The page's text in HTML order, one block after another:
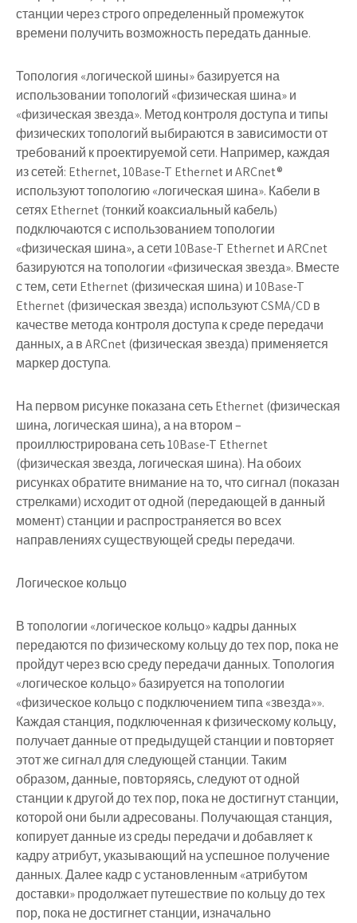
станции через строго определенный промежуток
времени получить возможность передать данные.
Топология «логической шины» базируется на
использовании топологий «физическая шина» и
«физическая звезда». Метод контроля доступа и типы
физических топологий выбираются в зависимости от
требований к проектируемой сети. Например, каждая
из сетей: Ethernet, 10Base-T Ethernet и ARCnet®
используют топологию «логическая шина». Кабели в
сетях Ethernet (тонкий коаксиальный кабель)
подключаются с использованием топологии
«физическая шина», а сети 10Base-T Ethernet и ARCnet
базируются на топологии «физическая звезда». Вместе
с тем, сети Ethernet (физическая шина) и 10Base-T
Ethernet (физическая звезда) используют CSMA/CD в
качестве метода контроля доступа к среде передачи
данных, а в ARCnet (физическая звезда) применяется
маркер доступа.
На первом рисунке показана сеть Ethernet (физическая
шина, логическая шина), а на втором –
проиллюстрирована сеть 10Base-T Ethernet
(физическая звезда, логическая шина). На обоих
рисунках обратите внимание на то, что сигнал (показан
стрелками) исходит от одной (передающей в данный
момент) станции и распространяется во всех
направлениях существующей среды передачи.
Логическое кольцо
В топологии «логическое кольцо» кадры данных
передаются по физическому кольцу до тех пор, пока не
пройдут через всю среду передачи данных. Топология
«логическое кольцо» базируется на топологии
«физическое кольцо с подключением типа «звезда»».
Каждая станция, подключенная к физическому кольцу,
получает данные от предыдущей станции и повторяет
этот же сигнал для следующей станции. Таким
образом, данные, повторяясь, следуют от одной
станции к другой до тех пор, пока не достигнут станции,
которой они были адресованы. Получающая станция,
копирует данные из среды передачи и добавляет к
кадру атрибут, указывающий на успешное получение
данных. Далее кадр с установленным «атрибутом
доставки» продолжает путешествие по кольцу до тех
пор, пока не достигнет станции, изначально